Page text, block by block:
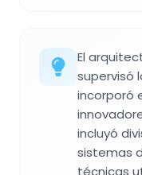
El
supervisó
incorporó
incluyó
sistemas